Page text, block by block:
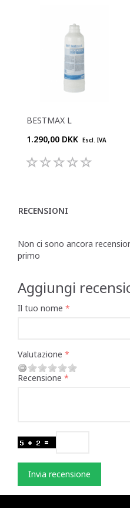
BESTMAX L
1.290,00 DKK Escl. IVA
RECENSIONI
Non ci sono ancora
primo
Aggiungi
Il tuo nome
Valutazione
Recensione
Invia recensione